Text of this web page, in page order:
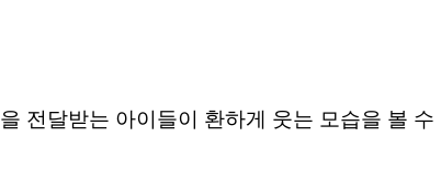
전달받는 아이들이 환하게 웃는 모습을 볼